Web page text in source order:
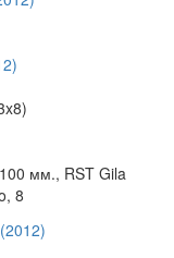
мм., RST Gila
8